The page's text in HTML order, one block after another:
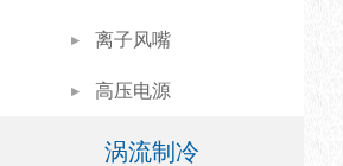
离子风嘴
高压电源
涡流制冷